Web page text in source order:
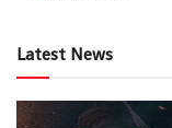
Latest News